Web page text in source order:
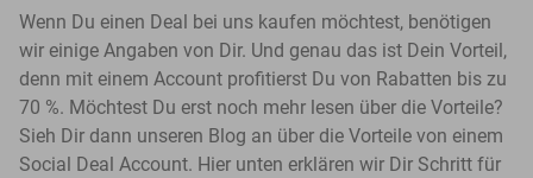
Wenn Du einen Deal bei uns kaufen möchtest, benötigen
wir einige Angaben von Dir. Und genau das ist Dein Vorteil,
denn mit einem Account profitierst Du von Rabatten bis zu
70 %. Möchtest Du erst noch mehr lesen über die Vorteile?
Sieh Dir dann unseren Blog an über die Vorteile von einem
Social Deal Account. Hier unten erklären wir Dir Schritt für